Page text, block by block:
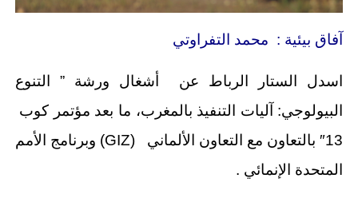
آفاق بيئية : محمد التفراوتي
اسدل الستار الرباط عن أشغال ورشة ” التنوع
البيولوجي: آليات التنفيذ بالمغرب، ما بعد مؤتمر كوب
13″ بالتعاون مع التعاون الألماني (GIZ) وبرنامج الأمم
المتحدة الإنمائي .